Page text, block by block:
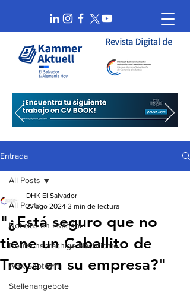
Entrada
All Posts
Noticias en Español
Deutschsprachige Nachrichten
AHK Spotlight
Stellenangebote
All Posts
"¿Está seguro que no
tiene un Caballito de
Troya en su empresa?"
DHK El Salvador
27 ago 2024 3 min de lectura